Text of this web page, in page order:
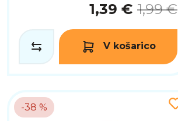
1,39 € 1,99 €
V košarico
-38 %